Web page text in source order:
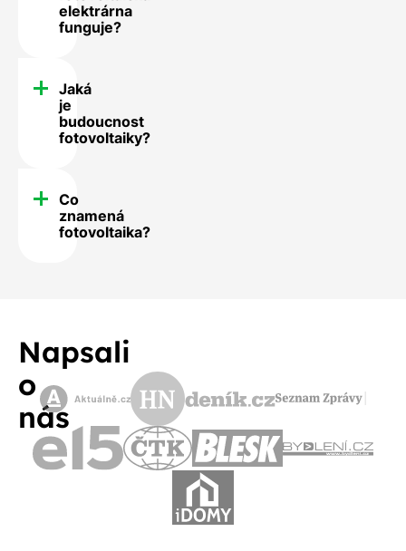
elektrárna
funguje?
Jaká
je
budoucnost
fotovoltaiky?
Co
znamená
fotovoltaika?
Napsali
o
nás